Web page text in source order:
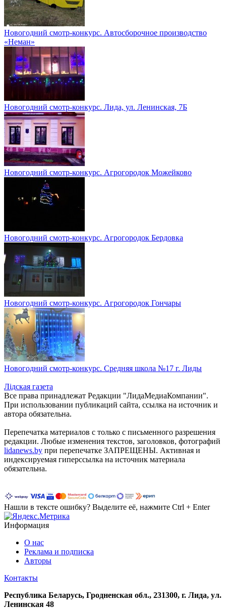
Новогодний смотр-конкурс. Автосборочное производство
«Неман»
Новогодний смотр-конкурс. Лида, ул. Ленинская, 7Б
Новогодний смотр-конкурс. Агрогородок Можейково
Новогодний смотр-конкурс. Агрогородок Бердовка
Новогодний смотр-конкурс. Агрогородок Гончары
Новогодний смотр-конкурс. Средняя школа №17 г. Лиды
Лiдская газета
Все права принадлежат Редакции "ЛидаМедиаКомпании".
При использовании публикаций сайта, ссылка на источник и
автора обязательна.
Перепечатка материалов c только с письменного разрешения
редакции. Любые изменения текстов, заголовков, фотографий
lidanews.by при перепечатке ЗАПРЕЩЕНЫ. Активная и
индексируемая гиперссылка на источник материала
обязательна.
Нашли в тексте ошибку? Выделите её, нажмите Ctrl + Enter
Информация
О нас
Реклама и подписка
Авторы
Контакты
Республика Беларусь, Гродненская обл., 231300, г. Лида, ул.
Ленинская 48